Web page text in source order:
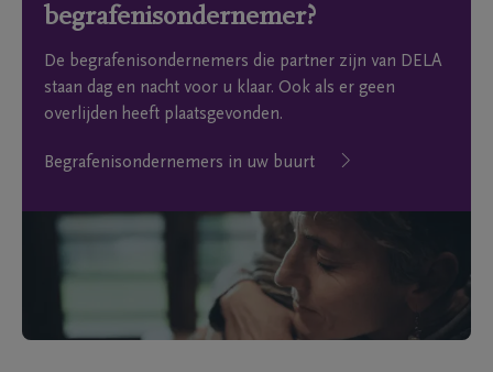
begrafenisondernemer?
De begrafenisondernemers die partner zijn van DELA
staan dag en nacht voor u klaar. Ook als er geen
overlijden heeft plaatsgevonden.
Begrafenisondernemers in uw buurt